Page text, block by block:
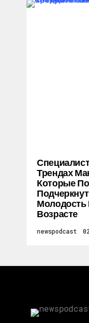
Трендах
Которые
Возрасте
newspodcast